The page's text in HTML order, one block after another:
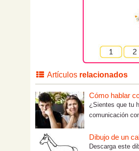
Artículos relacionados
Cómo hablar
¿Sientes que tu
comunicación
Dibujo de un
Descarga este